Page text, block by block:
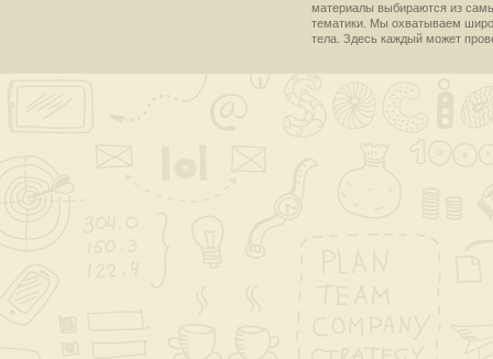
материалы выбираются из
тематики. Мы охватываем
тела. Здесь каждый может